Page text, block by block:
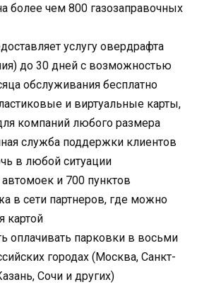
более чем 800 газозаправочных
услугу овердрафта
до 30 дней с возможностью
обслуживания бесплатно
и виртуальные карты,
компаний любого размера
служба поддержки клиентов
в любой ситуации
и 700 пунктов
в сети партнеров, где можно
картой
оплачивать парковки в восьми
городах (Москва, Санкт-
Сочи и других)